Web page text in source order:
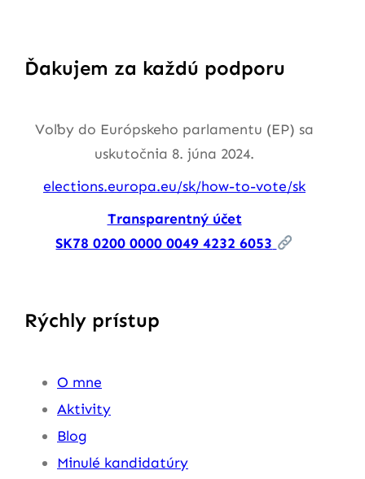
Ďakujem za každú podporu
Voľby do Európskeho parlamentu (EP) sa
uskutočnia 8. júna 2024.
elections.europa.eu/sk/how-to-vote/sk
Transparentný účet
SK78 0200 0000 0049 4232 6053
Rýchly prístup
O mne
Aktivity
Blog
Minulé kandidatúry